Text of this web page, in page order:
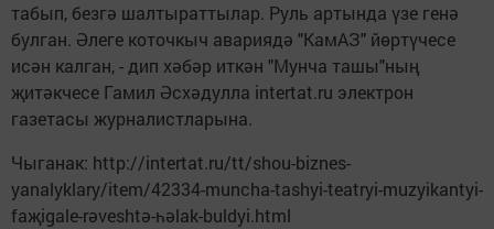
табып, безгә шалтыраттылар. Руль артында үзе генә
булган. Әлеге коточкыч авариядә "КамАЗ" йөртүчесе
исән калган, - дип хәбәр иткән "Мунча ташы"ның
җитәкчесе Гамил Әсхәдулла intertat.ru электрон
газетасы журналистларына.
Чыганак: http://intertat.ru/tt/shou-biznes-
yanalyklary/item/42334-muncha-tashyi-teatryi-muzyikantyi-
faҗigale-rәveshtә-һәlak-buldyi.html